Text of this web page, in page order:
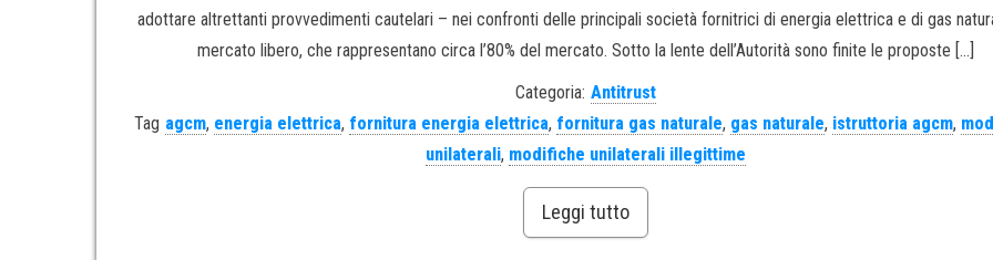
adottare altrettanti provvedimenti cautelari – nei confronti delle principali società fornitrici di energia elettrica e di gas
mercato libero, che rappresentano circa l’80% del mercato. Sotto la lente dell’Autorità sono finite le proposte […]
Categoria: Antitrust
Tag agcm, energia elettrica, fornitura energia elettrica, fornitura gas naturale, gas naturale, istruttoria agcm,
unilaterali, modifiche unilaterali illegittime
Leggi tutto